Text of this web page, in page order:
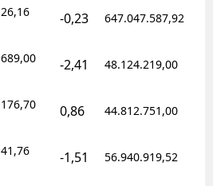
Uşak
Zonguldak
26,16 -0,23 647.047.587,92
689,00 -2,41 48.124.219,00
176,70 0,86 44.812.751,00
41,76 -1,51 56.940.919,52